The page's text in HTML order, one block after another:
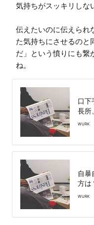
気持ちがスッキリしな
伝えたいのに伝えられ
た気持ちにさせるのと
だ」という憤りにも繋
ね。
口下
長所
WURK
自暴
方は
WURK